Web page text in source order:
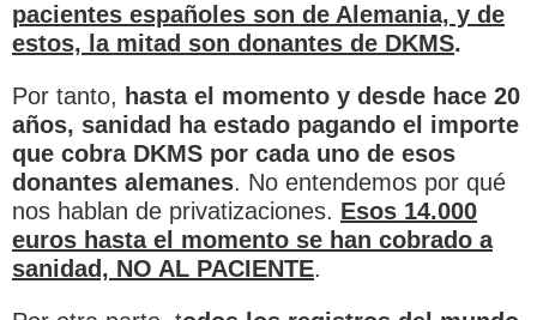
pacientes españoles son de Alemania, y de
estos, la mitad son donantes de DKMS.
Por tanto, hasta el momento y desde hace 20
años, sanidad ha estado pagando el importe
que cobra DKMS por cada uno de esos
donantes alemanes. No entendemos por qué
nos hablan de privatizaciones. Esos 14.000
euros hasta el momento se han cobrado a
sanidad, NO AL PACIENTE.